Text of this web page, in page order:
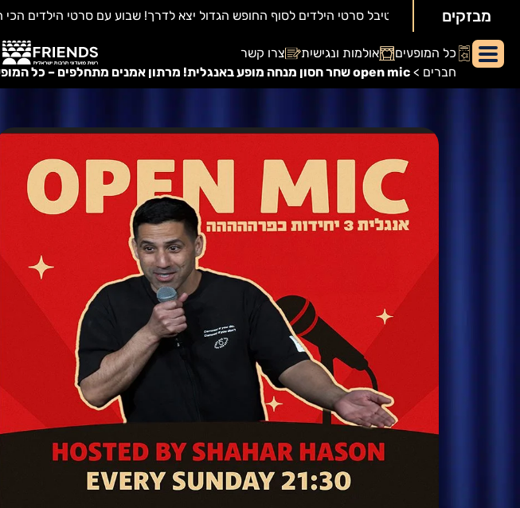
מבזקים
כל המופעים אולמות ונגישות צרו קשר
חברים > open mic שחר חסון מנחה מופע באנגלית! מרתון אמנים מתחלפים – כל המופע הוא באנגלית! – קומדי בר
תיאור
המופע: